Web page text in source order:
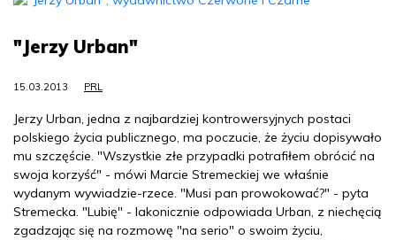
"Jerzy Urban"
15.03.2013 PRL
Jerzy Urban, jedna z najbardziej kontrowersyjnych postaci
polskiego życia publicznego, ma poczucie, że życiu dopisywało
mu szczęście. "Wszystkie złe przypadki potrafiłem obrócić na
swoja korzyść" - mówi Marcie Stremeckiej we właśnie
wydanym wywiadzie-rzece. "Musi pan prowokować?" - pyta
Stremecka. "Lubię" - lakonicznie odpowiada Urban, z niechęcią
zgadzając się na rozmowę "na serio" o swoim życiu,